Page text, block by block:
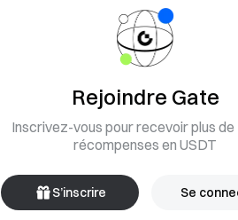
Rejoindre Gate
Inscrivez-vous pour recevoir plus de
récompenses en USDT
S’inscrire Se